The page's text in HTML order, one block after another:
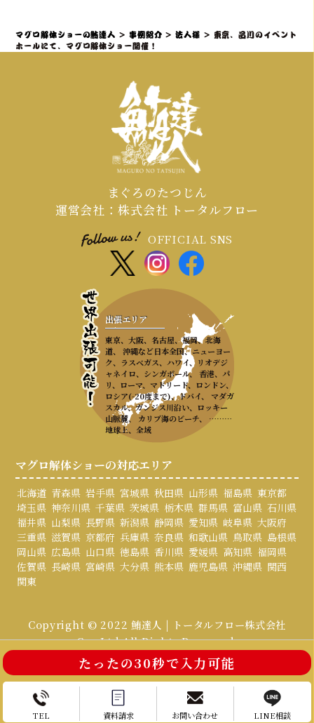
お電話はこちら お問い合わせ
たったの30秒で入力可能
TEL 資料請求 お問い合わせ LINE相談
約いただくことを推奨しております。
特に、大規模なイベントや、忘年会・
～4月頃）は、職人やマグロの仕入れ、
会場の調整が集中するため、お早めの
ご連絡が必須となります。
マグロ解体ショーの鮪達人 > 事例紹介 >法人様 >
東京、品川のイベント
ホールにて、マグロ解体ショー開催！
まぐろのたつじん
運営会社：株式会社 トータルフロー
OFFICIAL SNS
出張エリア
東京、大阪、名古屋、福岡、北海
道、 沖縄など日本全国、ニューヨー
ク、ラスベガス、ハワイ、リオデジ
ャネイロ、シンガポール、 香港、パ
リ、ローマ、マドリード、ロンドン、
ロシア(-20度まで)、ドバイ、 マダガ
スカル、ガンジス川沿い、ロッキー
山脈麓、 カリブ海のビーチ、 ………
地球上、全域
マグロ解体ショーの対応エリア
北海道 青森県 岩手県 宮城県 秋田県 山形県 福島県 東京都
埼玉県 神奈川県 千葉県 茨城県 栃木県 群馬県 富山県 石川県
福井県 山梨県 長野県 新潟県 静岡県 愛知県 岐阜県 大阪府
三重県 滋賀県 京都府 兵庫県 奈良県 和歌山県 鳥取県 島根県
岡山県 広島県 山口県 徳島県 香川県 愛媛県 高知県 福岡県
佐賀県 長崎県 宮崎県 大分県 熊本県 鹿児島県 沖縄県 関西
関東
Copyright © 2022 鮪達人 | トータルフロー株式会社
Co., Ltd All Rights Reserved.